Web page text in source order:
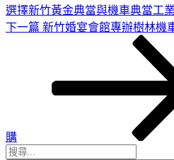
選擇新竹黃金典當與機車典當工
下
下一篇 新竹婚宴會館專辦樹林機
購
搜